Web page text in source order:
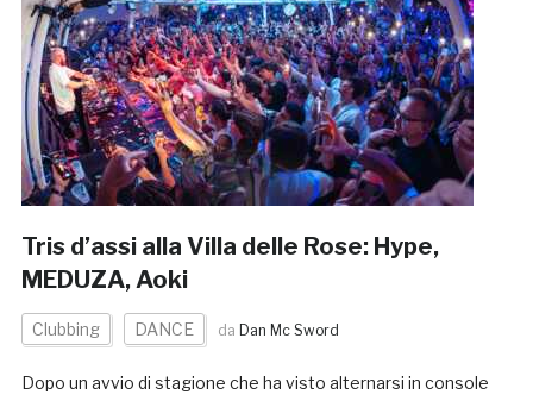
Tris d’assi alla Villa delle Rose: Hype,
MEDUZA, Aoki
Clubbing DANCE da Dan Mc Sword
Dopo un avvio di stagione che ha visto alternarsi in console